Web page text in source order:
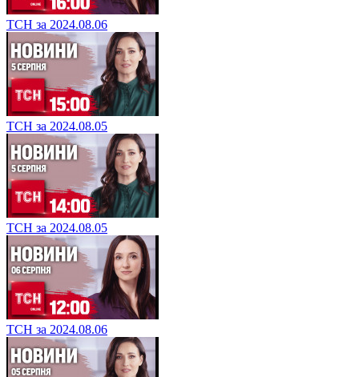
ТСН за 2024.08.06
ТСН за 2024.08.05
ТСН за 2024.08.05
ТСН за 2024.08.06